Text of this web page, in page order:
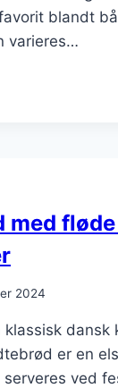
blandt
varieres…
med
2024
klassisk dansk
er en
ved